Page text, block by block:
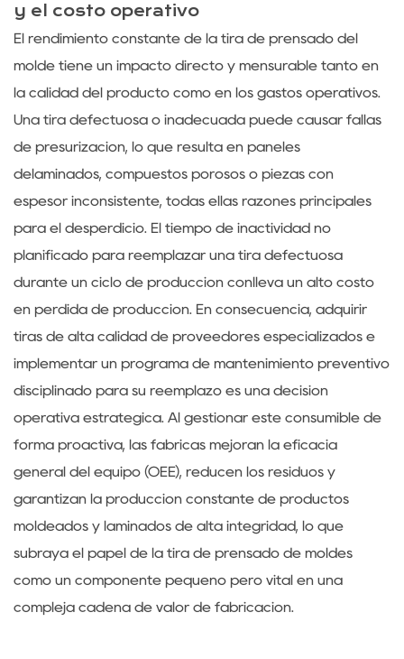
y el costo operativo
El rendimiento constante de la tira de prensado del
molde tiene un impacto directo y mensurable tanto en
la calidad del producto como en los gastos operativos.
Una tira defectuosa o inadecuada puede causar fallas
de presurización, lo que resulta en paneles
delaminados, compuestos porosos o piezas con
espesor inconsistente, todas ellas razones principales
para el desperdicio. El tiempo de inactividad no
planificado para reemplazar una tira defectuosa
durante un ciclo de producción conlleva un alto costo
en pérdida de producción. En consecuencia, adquirir
tiras de alta calidad de proveedores especializados e
implementar un programa de mantenimiento preventivo
disciplinado para su reemplazo es una decisión
operativa estratégica. Al gestionar este consumible de
forma proactiva, las fábricas mejoran la eficacia
general del equipo (OEE), reducen los residuos y
garantizan la producción constante de productos
moldeados y laminados de alta integridad, lo que
subraya el papel de la tira de prensado de moldes
como un componente pequeño pero vital en una
compleja cadena de valor de fabricación.